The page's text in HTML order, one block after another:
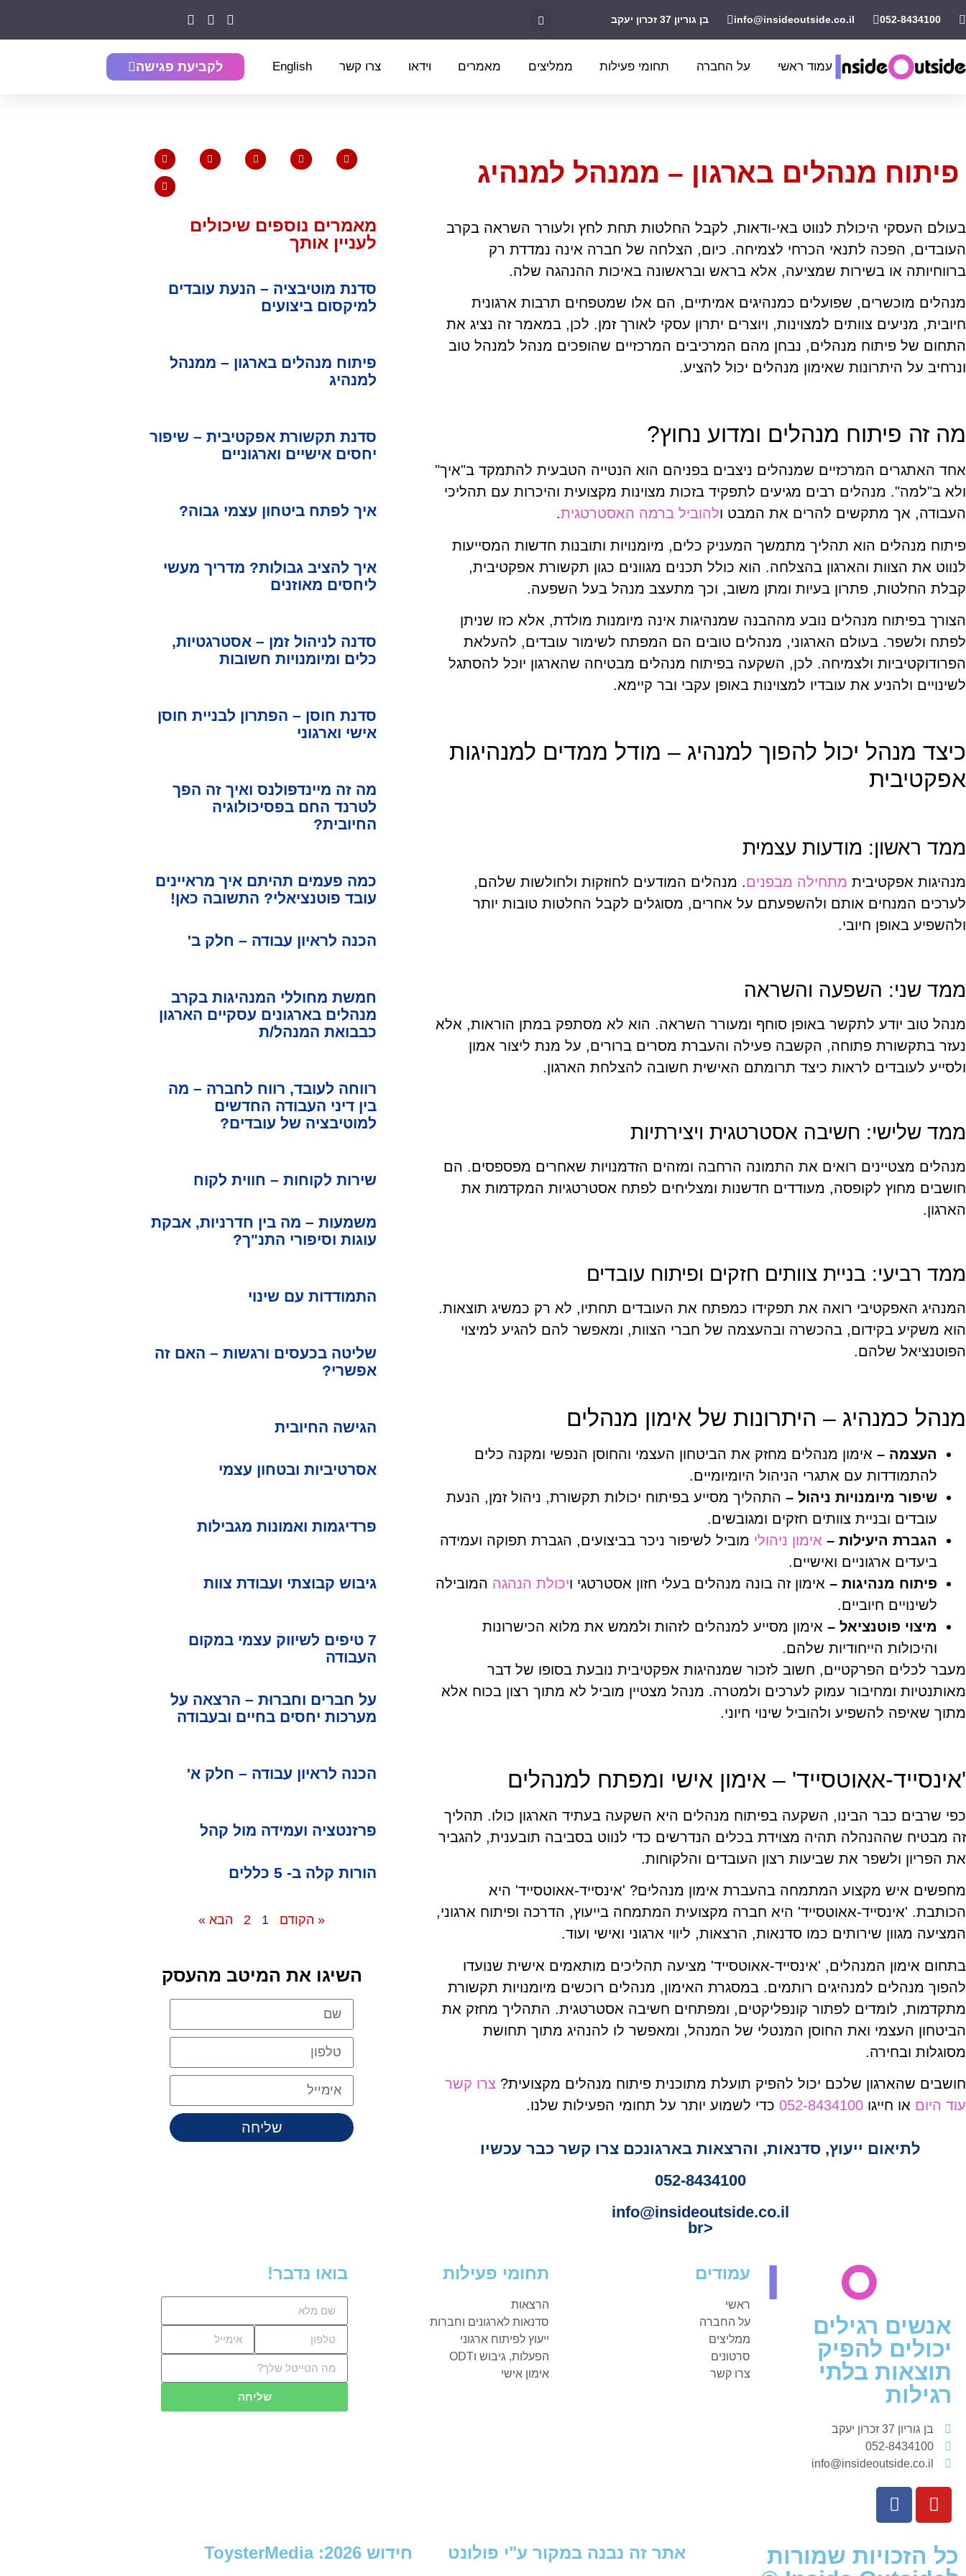
052-8434100
info@insideoutside.co.il בן גוריון 37 זכרון יעקב
עמוד ראשי על החברה תחומי פעילות ממליצים מאמרים וידאו צרו קשר English לקביעת פגישה
פיתוח מנהלים בארגון – ממנהל למנהיג
בעולם העסקי היכולת לנווט באי-ודאות, לקבל החלטות תחת לחץ ולעורר השראה בקרב
העובדים, הפכה לתנאי הכרחי לצמיחה. כיום, הצלחה של חברה אינה נמדדת רק
ברווחיותה או בשירות שמציעה, אלא בראש ובראשונה באיכות ההנהגה שלה.
מנהלים מוכשרים, שפועלים כמנהיגים אמיתיים, הם אלו שמטפחים תרבות ארגונית
חיובית, מניעים צוותים למצוינות, ויוצרים יתרון עסקי לאורך זמן. לכן, במאמר זה נציג את
התחום של פיתוח מנהלים, נבחן מהם המרכיבים המרכזיים שהופכים מנהל למנהל טוב
ונרחיב על היתרונות שאימון מנהלים יכול להציע.
מה זה פיתוח מנהלים ומדוע נחוץ?
אחד האתגרים המרכזיים שמנהלים ניצבים בפניהם הוא הנטייה הטבעית להתמקד ב"איך"
ולא ב"למה". מנהלים רבים מגיעים לתפקיד בזכות מצוינות מקצועית והיכרות עם תהליכי
העבודה, אך מתקשים להרים את המבט ולהוביל ברמה האסטרטגית.
פיתוח מנהלים הוא תהליך מתמשך המעניק כלים, מיומנויות ותובנות חדשות המסייעות
לנווט את הצוות והארגון בהצלחה. הוא כולל תכנים מגוונים כגון תקשורת אפקטיבית,
קבלת החלטות, פתרון בעיות ומתן משוב, וכך מתעצב מנהל בעל השפעה.
הצורך בפיתוח מנהלים נובע מההבנה שמנהיגות אינה מיומנות מולדת, אלא כזו שניתן
לפתח ולשפר. בעולם הארגוני, מנהלים טובים הם המפתח לשימור עובדים, להעלאת
הפרודוקטיביות ולצמיחה. לכן, השקעה בפיתוח מנהלים מבטיחה שהארגון יוכל להסתגל
לשינויים ולהניע את עובדיו למצוינות באופן עקבי ובר קיימא.
כיצד מנהל יכול להפוך למנהיג – מודל ממדים למנהיגות
אפקטיבית
ממד ראשון: מודעות עצמית
מנהיגות אפקטיבית מתחילה מבפנים. מנהלים המודעים לחוזקות ולחולשות שלהם,
לערכים המנחים אותם ולהשפעתם על אחרים, מסוגלים לקבל החלטות טובות יותר
ולהשפיע באופן חיובי.
ממד שני: השפעה והשראה
מנהל טוב יודע לתקשר באופן סוחף ומעורר השראה. הוא לא מסתפק במתן הוראות, אלא
נעזר בתקשורת פתוחה, הקשבה פעילה והעברת מסרים ברורים, על מנת ליצור אמון
ולסייע לעובדים לראות כיצד תרומתם האישית חשובה להצלחת הארגון.
ממד שלישי: חשיבה אסטרטגית ויצירתיות
מנהלים מצטיינים רואים את התמונה הרחבה ומזהים הזדמנויות שאחרים מפספסים. הם
חושבים מחוץ לקופסה, מעודדים חדשנות ומצליחים לפתח אסטרטגיות המקדמות את
הארגון.
ממד רביעי: בניית צוותים חזקים ופיתוח עובדים
המנהיג האפקטיבי רואה את תפקידו כמפתח את העובדים תחתיו, לא רק כמשיג תוצאות.
הוא משקיע בקידום, בהכשרה ובהעצמה של חברי הצוות, ומאפשר להם להגיע למיצוי
הפוטנציאל שלהם.
מנהל כמנהיג – היתרונות של אימון מנהלים
העצמה – אימון מנהלים מחזק את הביטחון העצמי והחוסן הנפשי ומקנה כלים
להתמודדות עם אתגרי הניהול היומיומיים.
שיפור מיומנויות ניהול – התהליך מסייע בפיתוח יכולות תקשורת, ניהול זמן, הנעת
עובדים ובניית צוותים חזקים ומגובשים.
הגברת היעילות – אימון ניהולי מוביל לשיפור ניכר בביצועים, הגברת תפוקה ועמידה
ביעדים ארגוניים ואישיים.
פיתוח מנהיגות – אימון זה בונה מנהלים בעלי חזון אסטרטגי ויכולת הנהגה המובילה
לשינויים חיוביים.
מיצוי פוטנציאל – אימון מסייע למנהלים לזהות ולממש את מלוא הכישרונות
והיכולות הייחודיות שלהם.
מעבר לכלים הפרקטיים, חשוב לזכור שמנהיגות אפקטיבית נובעת בסופו של דבר
מאותנטיות ומחיבור עמוק לערכים ולמטרה. מנהל מצטיין מוביל לא מתוך רצון בכוח אלא
מתוך שאיפה להשפיע ולהוביל שינוי חיוני.
'אינסייד-אאוטסייד' – אימון אישי ומפתח למנהלים
כפי שרבים כבר הבינו, השקעה בפיתוח מנהלים היא השקעה בעתיד הארגון כולו. תהליך
זה מבטיח שההנהלה תהיה מצוידת בכלים הנדרשים כדי לנווט בסביבה תובענית, להגביר
את הפריון ולשפר את שביעות רצון העובדים והלקוחות.
מחפשים איש מקצוע המתמחה בהעברת אימון מנהלים? 'אינסייד-אאוטסייד' היא
הכותבת. 'אינסייד-אאוטסייד' היא חברה מקצועית המתמחה בייעוץ, הדרכה ופיתוח ארגוני,
המציעה מגוון שירותים כמו סדנאות, הרצאות, ליווי ארגוני ואישי ועוד.
בתחום אימון המנהלים, 'אינסייד-אאוטסייד' מציעה תהליכים מותאמים אישית שנועדו
להפוך מנהלים למנהיגים רותמים. במסגרת האימון, מנהלים רוכשים מיומנויות תקשורת
מתקדמות, לומדים לפתור קונפליקטים, ומפתחים חשיבה אסטרטגית. התהליך מחזק את
הביטחון העצמי ואת החוסן המנטלי של המנהל, ומאפשר לו להנהיג מתוך תחושת
מסוגלות ובחירה.
חושבים שהארגון שלכם יכול להפיק תועלת מתוכנית פיתוח מנהלים מקצועית? צרו קשר
עוד היום או חייגו 052-8434100 כדי לשמוע יותר על תחומי הפעילות שלנו.
לתיאום ייעוץ, סדנאות, והרצאות בארגונכם צרו קשר כבר עכשיו
052-8434100
info@insideoutside.co.il
<br
מאמרים נוספים שיכולים
לעניין אותך
סדנת מוטיבציה – הנעת עובדים
למיקסום ביצועים
פיתוח מנהלים בארגון – ממנהל
למנהיג
סדנת תקשורת אפקטיבית – שיפור
יחסים אישיים וארגוניים
איך לפתח ביטחון עצמי גבוה?
איך להציב גבולות? מדריך מעשי
ליחסים מאוזנים
סדנה לניהול זמן – אסטרגטיות,
כלים ומיומנויות חשובות
סדנת חוסן – הפתרון לבניית חוסן
אישי וארגוני
מה זה מיינדפולנס ואיך זה הפך
לטרנד החם בפסיכולוגיה
החיובית?
כמה פעמים תהיתם איך מראיינים
עובד פוטנציאלי? התשובה כאן!
הכנה לראיון עבודה – חלק ב'
חמשת מחוללי המנהיגות בקרב
מנהלים בארגונים עסקיים הארגון
כבבואת המנהל/ת
רווחה לעובד, רווח לחברה – מה
בין דיני העבודה החדשים
למוטיבציה של עובדים?
שירות לקוחות – חווית לקוח
משמעות – מה בין חדרניות, אבקת
עוגות וסיפורי התנ"ך?
התמודדות עם שינוי
שליטה בכעסים ורגשות – האם זה
אפשרי?
הגישה החיובית
אסרטיביות ובטחון עצמי
פרדיגמות ואמונות מגבילות
גיבוש קבוצתי ועבודת צוות
7 טיפים לשיווק עצמי במקום
העבודה
על חברים וחברוּת – הרצאה על
מערכות יחסים בחיים ובעבודה
הכנה לראיון עבודה – חלק א'
פרזנטציה ועמידה מול קהל
הורות קלה ב- 5 כללים
« הקודם 1
2 הבא »
השיגו את המיטב מהעסק
שליחה
אנשים רגילים
יכולים להפיק
תוצאות בלתי
רגילות
בן גוריון 37 זכרון יעקב
052-8434100
info@insideoutside.co.il
עמודים
ראשי
על החברה
ממליצים
סרטונים
צרו קשר
תחומי פעילות
הרצאות
סדנאות לארגונים וחברות
ייעוץ לפיתוח ארגוני
הפעלות, גיבוש וODT
אימון אישי
בואו נדבר!
שליחה
כל הזכויות שמורות
אתר זה נבנה במקור ע"י פולונט חידוש 2026: ToysterMedia